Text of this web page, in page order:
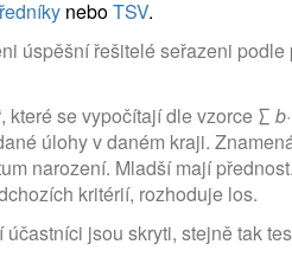
neboTSV.
úspěšní řešitelé seřazeni
které se vypočítají dle vzorce ∑ b
úlohy v daném kraji.
narození. Mladší mají přednost.
kritérií, rozhoduje los.
jsou skryti, stejně tak